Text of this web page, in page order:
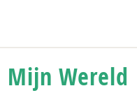
Mijn Wereld